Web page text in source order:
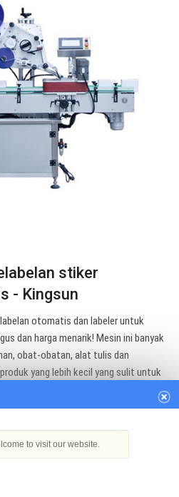
stiker
- Kingsun
otomatis dan labeler untuk
dan harga menarik! Mesin ini banyak
obat-obatan, alat tulis dan
yang lebih kecil yang sulit untuk
to visit our website.